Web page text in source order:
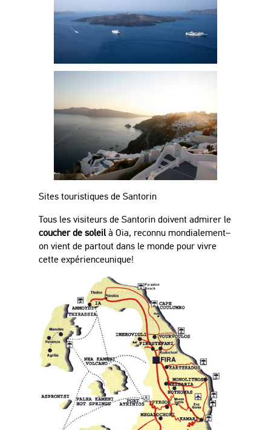
Sites touristiques de Santorin
Tous les visiteurs de Santorin doivent admirer le
coucher de soleilà Oia, reconnu mondialement–
on vient de partout dans le monde pour vivre
cette expérienceunique!